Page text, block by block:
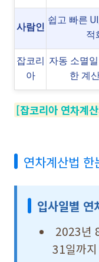
사람인
쉽고 빠른
적
잡코리
아
자동 소멸
한 계
[잡코리아 연차계
연차계산법
입사일별 연
2023년
31일까